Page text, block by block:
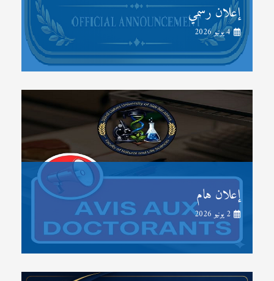
إعلان رسمي
4 يونيو 2026
إعلان هام
2 يونيو 2026